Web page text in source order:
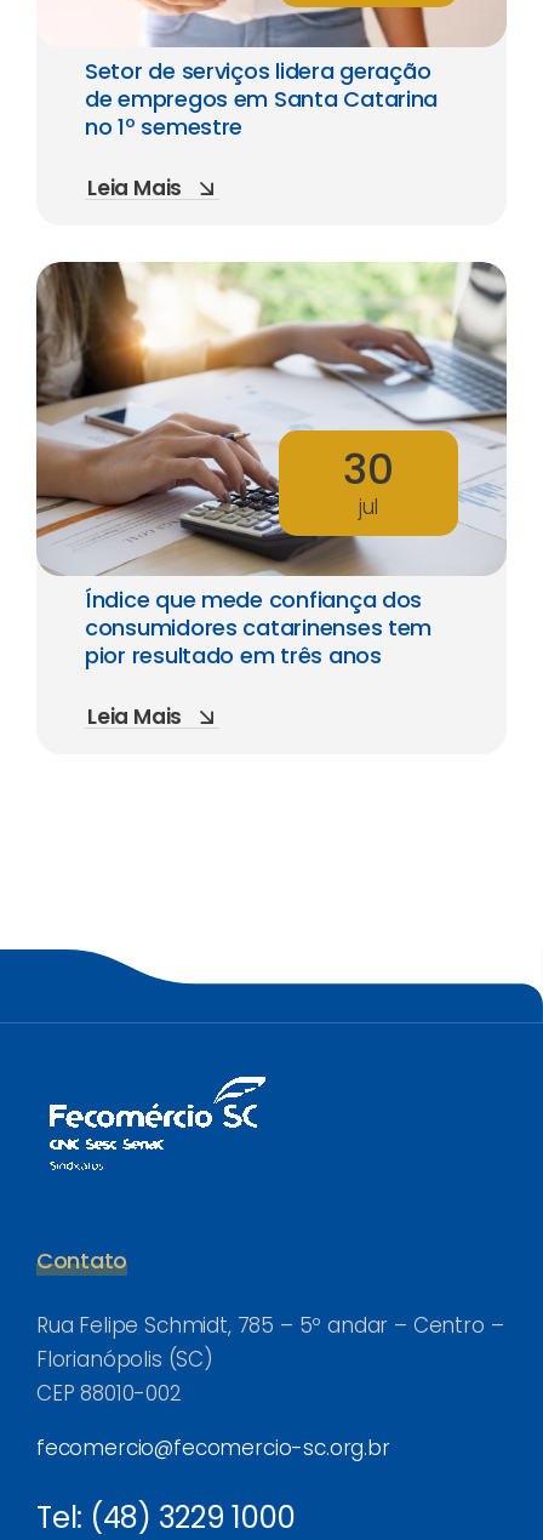
Setor de serviços lidera geração
de empregos em Santa Catarina
no 1º semestre
Leia Mais
30
jul
Índice que mede confiança dos
consumidores catarinenses tem
pior resultado em três anos
Leia Mais
Contato
Rua Felipe Schmidt, 785 – 5º andar – Centro –
Florianópolis (SC)
CEP 88010-002
fecomercio@fecomercio-sc.org.br
Tel: (48) 3229 1000